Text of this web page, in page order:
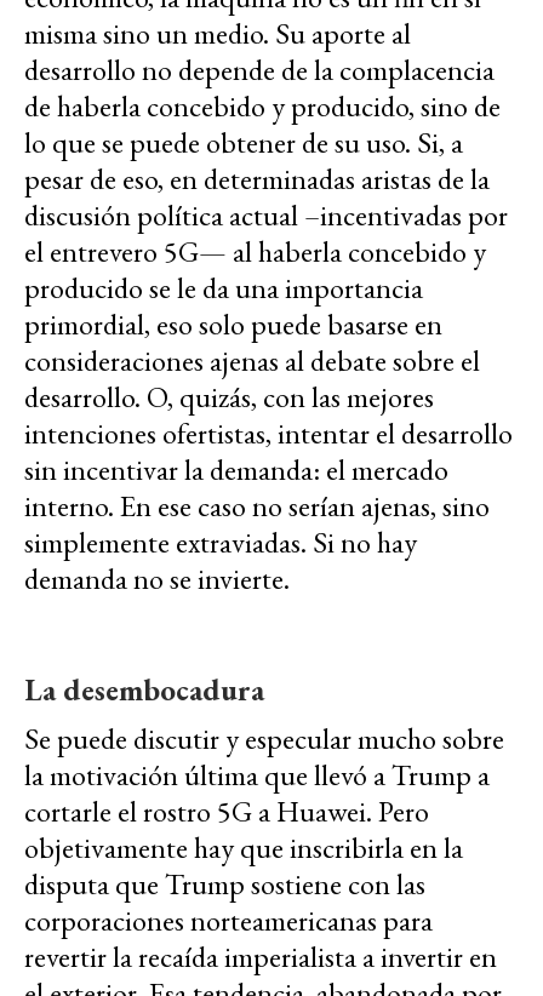
misma sino un medio. Su aporte al
desarrollo no depende de la complacencia
de haberla concebido y producido, sino de
lo que se puede obtener de su uso. Si, a
pesar de eso, en determinadas aristas de la
discusión política actual –incentivadas por
el entrevero 5G— al haberla concebido y
producido se le da una importancia
primordial, eso solo puede basarse en
consideraciones ajenas al debate sobre el
desarrollo. O, quizás, con las mejores
intenciones ofertistas, intentar el desarrollo
sin incentivar la demanda: el mercado
interno. En ese caso no serían ajenas, sino
simplemente extraviadas. Si no hay
demanda no se invierte.
La desembocadura
Se puede discutir y especular mucho sobre
la motivación última que llevó a Trump a
cortarle el rostro 5G a Huawei. Pero
objetivamente hay que inscribirla en la
disputa que Trump sostiene con las
corporaciones norteamericanas para
revertir la recaída imperialista a invertir en